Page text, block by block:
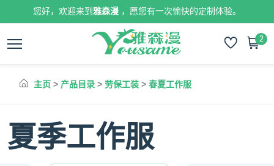
您好，欢迎来到 雅森漫 ，愿您有一次愉快的定制体验。
2
主页 > 产品目录 > 劳保工装 > 春夏工作服
夏季工作服